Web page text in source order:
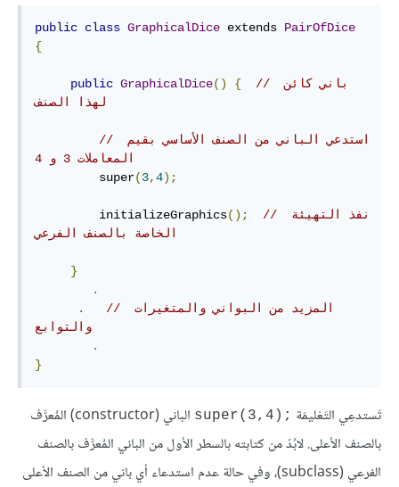
public class GraphicalDice extends PairOfDice
{
public GraphicalDice() {
// باني كائن
لهذا الصنف
// استدعي الباني من الصنف الأساسي بقيم
المعاملات 3 و 4
         super
(3,4);
         initializeGraphics
();
// نفذ التهيئة
الخاصة بالصنف الفرعي
}
.
.
// المزيد من البواني والمتغيرات
والتوابع
.
}
تَستدعِي التَعْليمَة super(3,4);‎
الباني (constructor) المُعرَّف
بالصنف الأعلى. لابُدّ من كتابته بالسطر الأول من الباني المُعرَّف بالصنف
الفرعي (subclass)، وفي حالة عدم استدعاء أي باني من الصنف الأعلى